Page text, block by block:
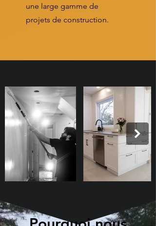
une large gamme de
projets de construction.